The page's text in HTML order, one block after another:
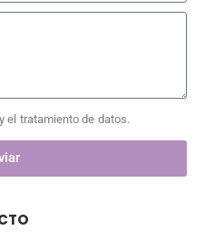
el tratamiento de datos.